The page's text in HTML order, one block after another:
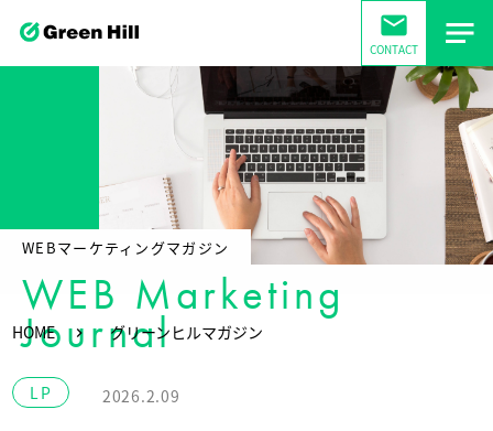
mail
CONTACT
WEBマーケティングマガジン
WEB Marketing
Journal
HOME グリーンヒルマガジン
LP 2026.2.09